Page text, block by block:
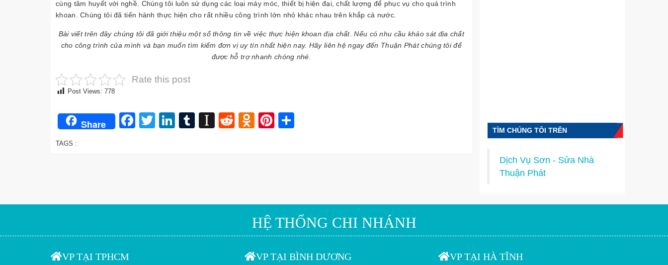
cùng tâm huyết với nghề. Chúng tôi luôn sử dụng các loại máy móc, thiết bị hiện đại, chất lượng để phục vụ cho quá trình
khoan. Chúng tôi đã tiến hành thực hiện cho rất nhiều công trình lớn nhỏ khác nhau trên khắp cả nước.
Bài viết trên đây chúng tôi đã giới thiệu một số thông tin về việc thực hiện khoan địa chất. Nếu có nhu cầu khảo sát địa chất
cho công trình của mình và bạn muốn tìm kiếm đơn vị uy tín nhất hiện nay. Hãy liên hệ ngay đến Thuận Phát chúng tôi để
được hỗ trợ nhanh chóng nhé.
Rate this post
Post Views: 778
Share Facebook
TwitterLinkedIn
Tumblr
Instapaper
RedditOdnoklassniki
Pinterest
TAGS :
TÌM CHÚNG TÔI TRÊN
Dịch Vụ Sơn - Sửa Nhà
Thuận Phát
HỆ THỐNG CHI NHÁNH
VP TẠI TPHCM VP TẠI BÌNH DƯƠNG VP TẠI HÀ TĨNH